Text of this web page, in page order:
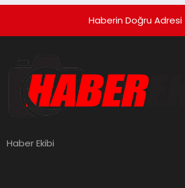
Haberin Doğru Adresi
Haber Ekibi